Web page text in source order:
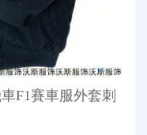
F1賽車服外套刺